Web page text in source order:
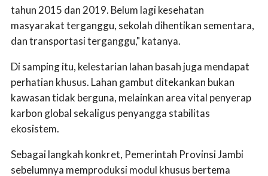
tahun 2015 dan 2019. Belum lagi kesehatan
masyarakat terganggu, sekolah dihentikan sementara,
dan transportasi terganggu," katanya.
Di samping itu, kelestarian lahan basah juga mendapat
perhatian khusus. Lahan gambut ditekankan bukan
kawasan tidak berguna, melainkan area vital penyerap
karbon global sekaligus penyangga stabilitas
ekosistem.
Sebagai langkah konkret, Pemerintah Provinsi Jambi
sebelumnya memproduksi modul khusus bertema